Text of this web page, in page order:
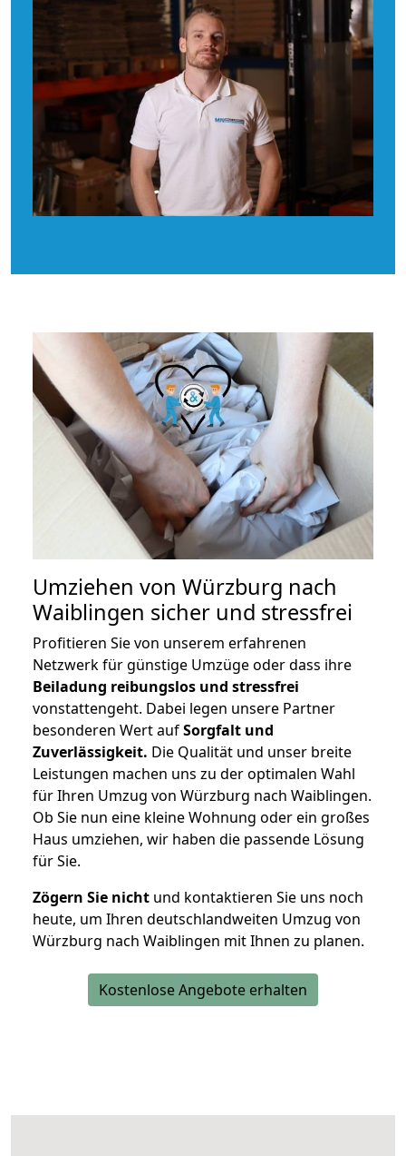
Umziehen von Würzburg nach
Waiblingen sicher und stressfrei
Profitieren Sie von unserem erfahrenen
Netzwerk für günstige Umzüge oder dass ihre
Beiladung reibungslos und stressfrei
vonstattengeht. Dabei legen unsere Partner
besonderen Wert aufSorgfalt und
Zuverlässigkeit. Die Qualität und unser breite
Leistungen machen uns zu der optimalen Wahl
für Ihren Umzug von Würzburg nach Waiblingen.
Ob Sie nun eine kleine Wohnung oder ein großes
Haus umziehen, wir haben die passende Lösung
für Sie.
Zögern Sie nicht und kontaktieren Sie uns noch
heute, um Ihren deutschlandweiten Umzug von
Würzburg nach Waiblingen mit Ihnen zu planen.
Kostenlose Angebote erhalten